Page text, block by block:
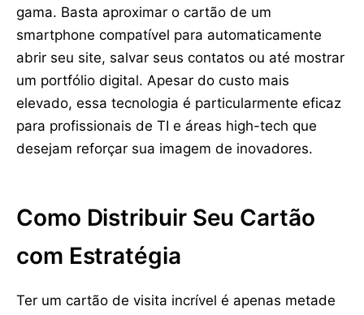
gama. Basta aproximar o cartão de um
smartphone compatível para automaticamente
abrir seu site, salvar seus contatos ou até mostrar
um portfólio digital. Apesar do custo mais
elevado, essa tecnologia é particularmente eficaz
para profissionais de TI e áreas high-tech que
desejam reforçar sua imagem de inovadores.
Como Distribuir Seu Cartão
com Estratégia
Ter um cartão de visita incrível é apenas metade